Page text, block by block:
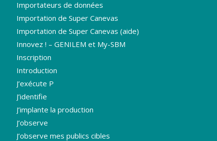
Importateurs de données
Importation de Super Canevas
Importation de Super Canevas (aide)
Innovez ! – GENILEM et My-SBM
Inscription
Introduction
J’exécute P
J’identifie
J’implante la production
J’observe
J’observe mes publics cibles